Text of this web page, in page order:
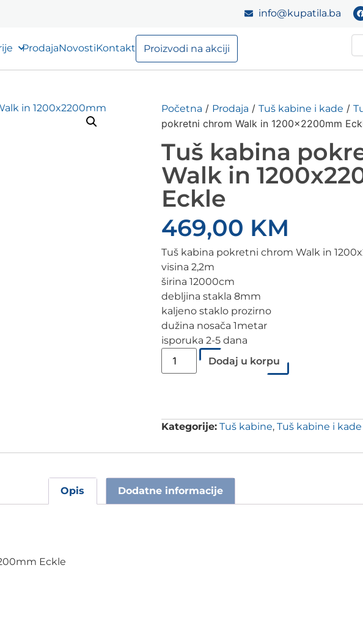
info@kupatila.ba
ProdajaNovostiKontakt Proizvodi na akciji
Početna / Prodaja / Tuš kabine i kade /
pokretni chrom Walk in 1200x2200mm
Tuš kabina
Walk in
Eckle
469,00 KM
Tuš kabina pokretni chrom Walk in
visina 2,2m
širina 12000cm
debljina stakla 8mm
kaljeno staklo prozirno
dužina nosača 1metar
isporuka 2-5 dana
Dodaj u korpu
Kategorije: Tuš kabine, Tuš kabine i kade
Opis Dodatne informacije
Eckle